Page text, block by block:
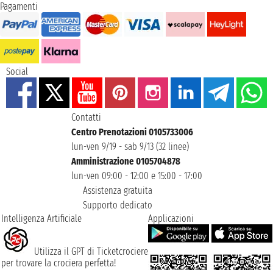
Pagamenti
Social
Contatti
Centro Prenotazioni 0105733006
lun-ven 9/19 - sab 9/13 (32 linee)
Amministrazione 0105704878
lun-ven 09:00 - 12:00 e 15:00 - 17:00
Assistenza gratuita
Supporto dedicato
Intelligenza Artificiale
Utilizza il GPT di Ticketcrociere
per trovare la crociera perfetta!
Applicazioni